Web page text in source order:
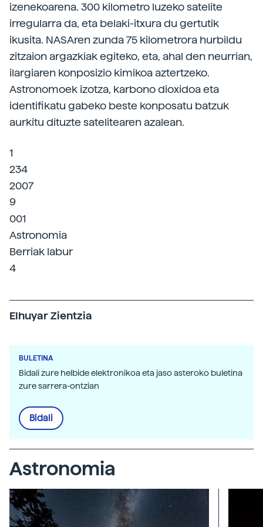
izenekoarena. 300 kilometro luzeko satelite
irregularra da, eta belaki-itxura du gertutik
ikusita. NASAren zunda 75 kilometrora hurbildu
zitzaion argazkiak egiteko, eta, ahal den neurrian,
ilargiaren konposizio kimikoa aztertzeko.
Astronomoek izotza, karbono dioxidoa eta
identifikatu gabeko beste konposatu batzuk
aurkitu dituzte satelitearen azalean.
1
234
2007
9
001
Astronomia
Berriak labur
4
Elhuyar Zientzia
BULETINA
Bidali zure helbide elektronikoa eta jaso asteroko buletina
zure sarrera-ontzian
Bidali
Astronomia